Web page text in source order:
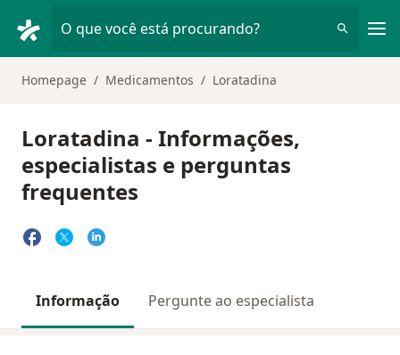
O que você está procurando?
Homepage Medicamentos Loratadina
Loratadina - Informações,
especialistas e perguntas
frequentes
Informação Pergunte ao especialista